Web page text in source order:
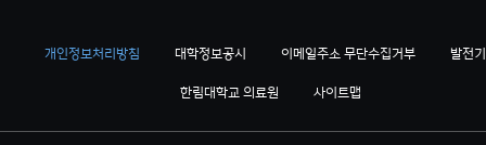
개인정보처리방침 대학정보공시 이메일주소 무단수집거부 발전
한림대학교 의료원 사이트맵